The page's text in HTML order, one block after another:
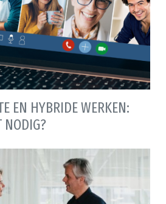
EN HYBRIDE WERKEN:
NODIG?